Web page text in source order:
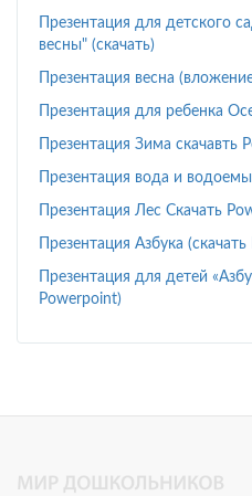
Презентация для детского
весны" (скачать)
Презентация весна
Презентация для ребенка
Презентация Зима скачавть
Презентация вода и
Презентация Лес Скачать
Презентация Азбука
Презентация для детей
Powerpoint)